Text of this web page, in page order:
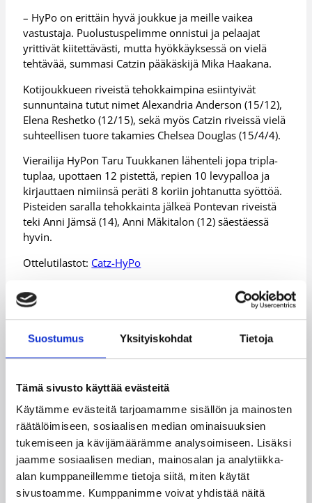
Suostumus Yksityiskohdat Tietoja
Tämä sivusto käyttää evästeitä
Käytämme evästeitä tarjoamamme sisällön ja mainosten
räätälöimiseen, sosiaalisen median ominaisuuksien
tukemiseen ja kävijämäärämme analysoimiseen. Lisäksi
jaamme sosiaalisen median, mainosalan ja analytiikka-
alan kumppaneillemme tietoja siitä, miten käytät
sivustoamme. Kumppanimme voivat yhdistää näitä
– HyPo on erittäin hyvä joukkue ja meille vaikea
vastustaja. Puolustuspelimme onnistui ja pelaajat
yrittivät kiitettävästi, mutta hyökkäyksessä on vielä
tehtävää, summasi Catzin pääkäskijä Mika Haakana.
Kotijoukkueen riveistä tehokkaimpina esiintyivät
sunnuntaina tutut nimet Alexandria Anderson (15/12),
Elena Reshetko (12/15), sekä myös Catzin riveissä vielä
suhteellisen tuore takamies Chelsea Douglas (15/4/4).
Vierailija HyPon Taru Tuukkanen lähenteli jopa tripla-
tuplaa, upottaen 12 pistettä, repien 10 levypalloa ja
kirjauttaen nimiinsä peräti 8 koriin johtanutta syöttöä.
Pisteiden saralla tehokkainta jälkeä Pontevan riveistä
teki Anni Jämsä (14), Anni Mäkitalon (12) säestäessä
hyvin.
Ottelutilastot: Catz-HyPo
Peli-Karhut vakuuttavaan kotivoittoon
Steveco Areenan yleisö sai nauttia kotijoukkueen
toimesta iloisesta hyökkäyspelistä, kun PeKa korjasi
kotivoitolla Turun Riennosta. Riennolle tappio oli 21:s
Kotijoukkueen kokoonpanosta viisi pelaajaa ylsi
kaksinumeroisiin pistelukemiin, ja eniten korisukkaa
ehtivät kuluttamaan laituri Jasmine Gill (19/5), laituri
Roosa Lehtoranta (18) sekä sentteri Breanna Brock
(17/6/5 torjuntaa).